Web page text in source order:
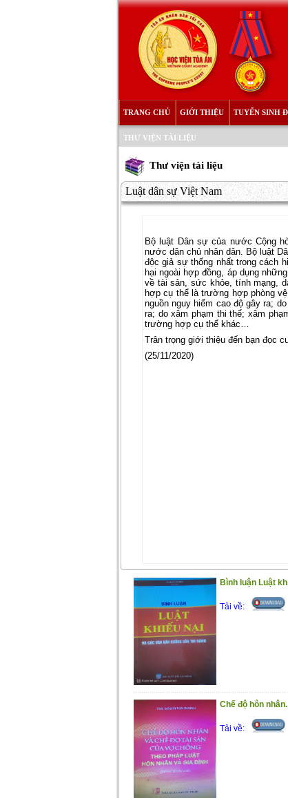
TRANG CHỦ GIỚI THIỆU TUYỂN SINH
THƯ VIỆN TÀI LIỆU
Thư viện tài liệu
Luật dân sự Việt Nam
Bộ luật Dân sự của nước Cộng
nước dân chủ nhân dân. Bộ luật
độc giả sự thống nhất trong cách
hại ngoài hợp đồng, áp dụng
về tài sản, sức khỏe, tính mạng,
hợp cụ thể là trường hợp phòng
nguồn nguy hiểm cao độ gây ra;
ra; do xâm phạm thi thể; xâm
trường hợp cụ thể khác…
Trân trọng giới thiệu đến bạn đọc
(25/11/2020)
Bình luận Luật
Tải về:
Chế độ hôn
Tải về: